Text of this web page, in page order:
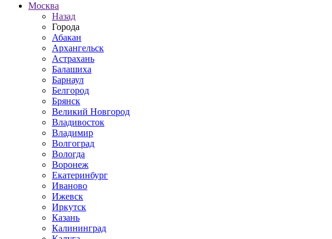
Москва
Назад
Города
Абакан
Архангельск
Астрахань
Балашиха
Барнаул
Белгород
Брянск
Великий Новгород
Владивосток
Владимир
Волгоград
Вологда
Воронеж
Екатеринбург
Иваново
Ижевск
Иркутск
Казань
Калининград